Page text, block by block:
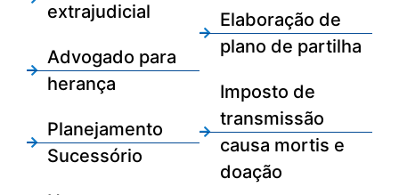
extrajudicial
Advogado para
herança
Planejamento
Sucessório
Elaboração de
plano de partilha
Imposto de
transmissão
causa mortis e
doação